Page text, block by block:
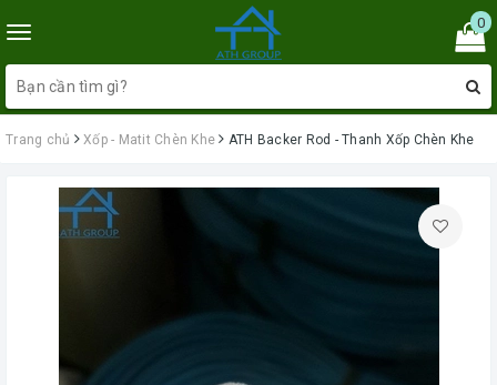
Toggle
navigation
0
Trang chủ Xốp - Matit Chèn Khe ATH Backer Rod - Thanh Xốp Chèn Khe